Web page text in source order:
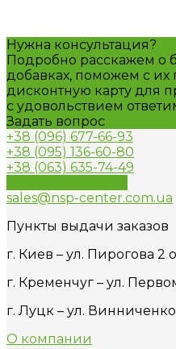
Нужна консультация?
Подробно расскажем о
добавках, поможем с
дисконтную карту для
с удовольствием
Задать вопрос
+38 (096) 677-66-93
+38 (095) 136-60-80
+38 (063) 635-74-49
sales@nsp-center.com.ua
Пункты выдачи заказов
г. Киев – ул. Пирогова 2
г. Кременчуг – ул.
г. Луцк – ул. Винниченко
О компании